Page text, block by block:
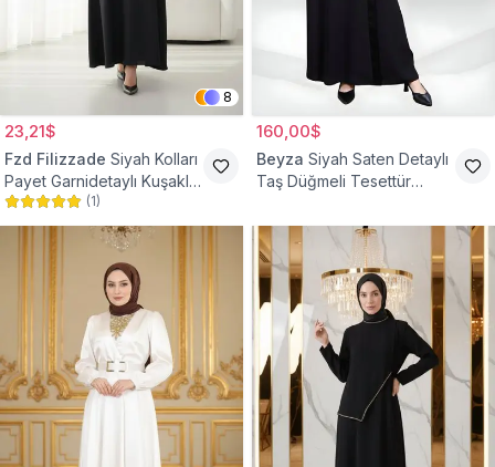
8
23,21$
Fzd Filizzade Siyah Kolları
Payet Garnidetaylı Kuşaklı
Abiye Elbise
(1)
160,00$
Beyza Siyah Saten Detaylı
Taş Düğmeli Tesettür